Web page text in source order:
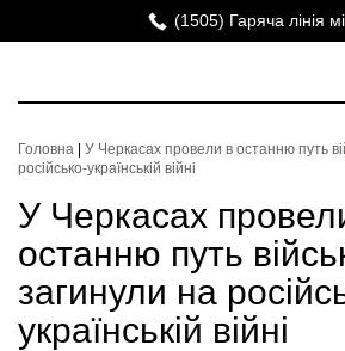
(1505) Гаряча лінія
Головна
У Черкасах провели в останню путь
російсько-українській війні
У Черкасах
останню путь
загинули на
українській війні